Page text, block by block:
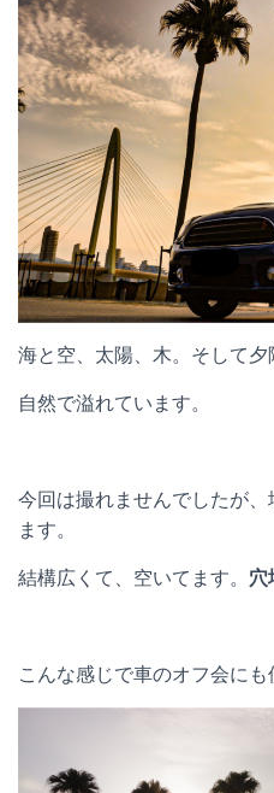
海と空、太陽、木。そして夕
自然で溢れています。
今回は撮れませんでしたが
ます。
結構広くて、空いてます。 穴
こんな感じで車のオフ会にも